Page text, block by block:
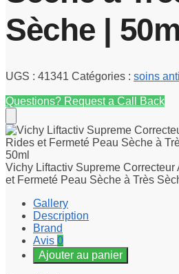
Sèche |
UGS : 41341 Catégories : soins
Questions? Request a Call Back
Vichy Liftactiv Supreme Correcteur
et Fermeté Peau Sèche à Très
Gallery
Description
Brand
Avis 0
Ajouter au panier